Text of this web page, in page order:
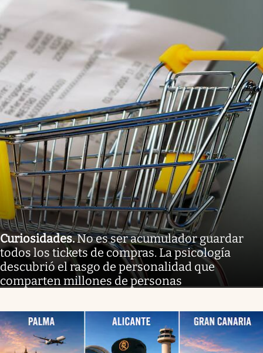
Curiosidades.No es ser acumulador guardar
todos los tickets de compras. La psicología
descubrió el rasgo de personalidad que
comparten millones de personas